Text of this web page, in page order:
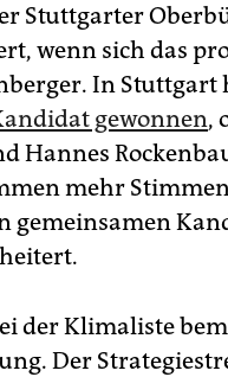
Stuttgarter
wenn sich das
In
gewonnen,
Hannes
mehr
gemeinsamen
der Klimaliste
Der